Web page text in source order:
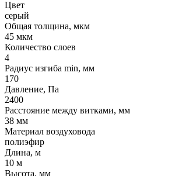
Цвет
серый
Общая толщина, мкм
45 мкм
Количество слоев
4
Радиус изгиба min, мм
170
Давление, Па
2400
Расстояние между витками, мм
38 мм
Материал воздуховода
полиэфир
Длина, м
10 м
Высота, мм